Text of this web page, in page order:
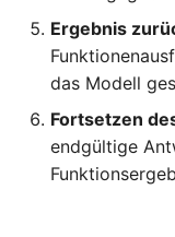
Ergebnis
das Modell
Fortsetzen
endgültige